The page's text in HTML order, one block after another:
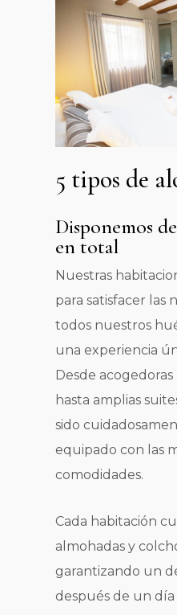
5 tipos de
Disponemos
en total
Nuestras
para satisfacer las
todos nuestros
una experiencia
Desde
hasta amplias
sido
equipado con las
comodidades.
Cada habitación
almohadas y
garantizando un
después de un